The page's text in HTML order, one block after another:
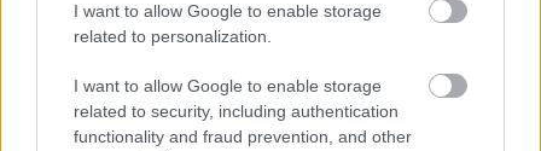
I want to allow Google to enable storage
related to personalization.
I want to allow Google to enable storage
related to security, including authentication
functionality and fraud prevention, and other